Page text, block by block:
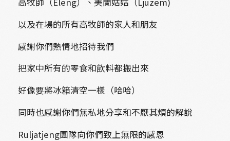
以及在場的所有高牧師的家人和朋友
感謝你們熱情地招待我們
把家中所有的零食和飲料都搬出來
好像要將冰箱清空一樣（哈哈）
同時也感謝你們無私地分享和不厭其煩的解說
Ruljatjeng團隊向你們致上無限的感恩